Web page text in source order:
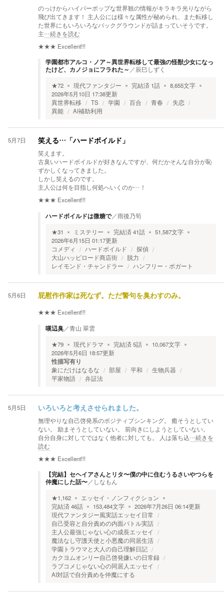
のっけからハイパーポップな世界観の情報がキラキラ光りながら
飛び出てきます！ 主人公には様々な属性が秘められ、また転移し
た世界にもいろいろなバックグラウンドが詰まっていそうです。
主…続きを読む
★★★ Excellent!!!
学園都市アルコ・ノア～異世界転移して最強の怪獣少女になっ
たけど、カノジョにフラれた～ ／辰巳しずく
★72 現代ファンタジー 完結済 1話 8,655文字
2026年5月10日 17:38更新
異世界転移
TS 学園 百合 青春
失恋
異能
AI補助利用
5月7日 笑える…「ハードボイルド」
笑えます。
古臭いハードボイルドが好きなんですが、何だかそんな自分が恥
ずかしくなってきました。
しかし笑えるのです。
主人公は何を目指し何処へいくのか…！
★★★ Excellent!!!
ハードボイルドは微糖で／雨後乃筍
★31 ミステリー 完結済41話 51,587文字
2026年6月15日 01:17更新
コメディ
ハードボイルド
探偵
大山ハッピロード商店街
脱力
レイモンド・チャンドラー
ハンフリー・ボガート
5月6日 屁慰作作家は死なず。ただ警句を臭わすのみ。
★★★ Excellent!!!
嘆辺臭／青山 翠雲
★79 現代ドラマ 完結済5話 10,067文字
2026年5月6日 18:57更新
性描写有り
象にだけはなるな 部屋 平和
生物兵器
平家物語
弁証法
5月5日 いろいろと考えさせられました。
無理やりな自己啓発系のポジティブシンキング。 癒そうとしてい
ない。 励まそうとしていない。 前向きにしようとしていない。
自分自身に対してではなく他者に対しても。 人は落ち込…続きを
読む
★★★ Excellent!!!
【完結】セヘイアさんとリタ〜僕の中に住むうるさいやつらを
仲魔にした話〜／ しなもん
★1,162
エッセイ・ノンフィクション
完結済46話 153,484文字 2026年7月26日 06:14更新
現代ファンタジー風実話エッセイ日常
自己受容と自分責めの内面バトル実話
主人公最強じゃない心の成長エッセイ
魔法なし守護天使と小悪魔の同居生活
学園トラウマと大人の自己理解日記
カクヨムオンリー自己啓発嫌いの日常録
ラブコメじゃない心の同居人エッセイ
AI対話で自分責めを仲魔にする